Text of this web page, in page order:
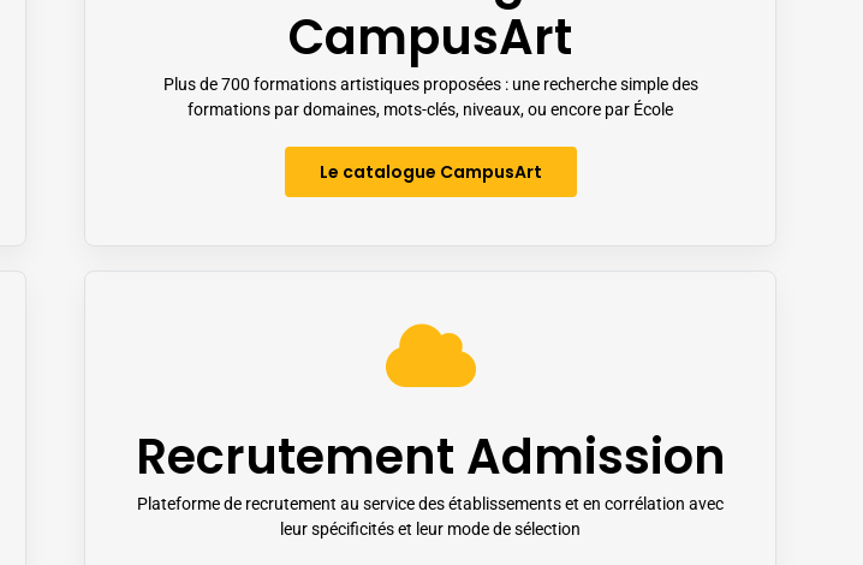
CampusArt
Plus de 700 formations artistiques proposées : une recherche simple des
formations par domaines, mots-clés, niveaux, ou encore par École
Le catalogue CampusArt
Recrutement Admission
Plateforme de recrutement au service des établissements et en corrélation avec
leur spécificités et leur mode de sélection